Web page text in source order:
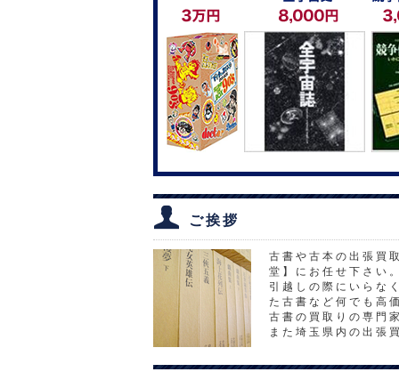
ご挨拶
古書や古本の出張買
堂】にお任せ下さい
引越しの際にいらな
た古書など何でも高
古書の買取りの専門
また埼玉県内の出張